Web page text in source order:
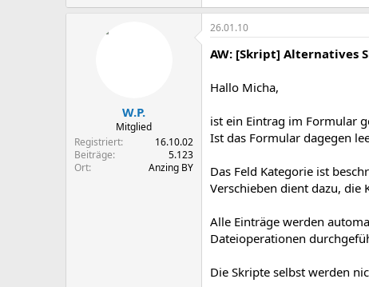
W.P.
Mitglied
Registriert
16.10.02
Beiträge
5.123
Ort
Anzing BY
26.01.10
AW: [Skript] Alternatives
Hallo Micha,
ist ein Eintrag im Formular
Ist das Formular dagegen
Das Feld Kategorie ist
Verschieben dient dazu, die
Alle Einträge werden
Dateioperationen
Die Skripte selbst werden